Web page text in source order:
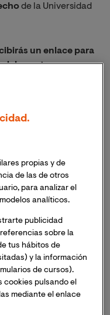
de la Universidad
un enlace para
del evento.
de la
artificial en
Cerreda, Profesor
en la
propias y de
de las de otros
para analizar el
analíticos.
publicidad
sobre la
tus hábitos de
y la información
de cursos).
cookies pulsando el
mediante el enlace